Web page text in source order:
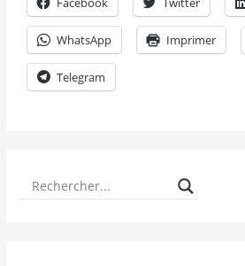
WhatsApp Imprimer
Telegram